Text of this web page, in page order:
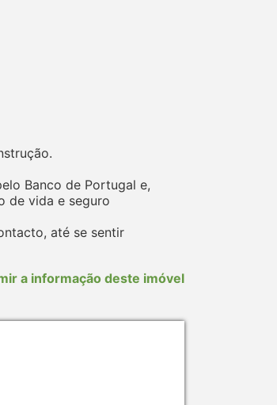
Banco de Portugal e,
de vida e seguro
até se sentir
a informação deste imóvel